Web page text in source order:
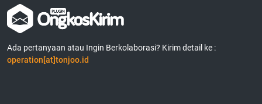
Ada pertanyaan atau Ingin Berkolaborasi? Kirim detail ke :
operation[at]tonjoo.id